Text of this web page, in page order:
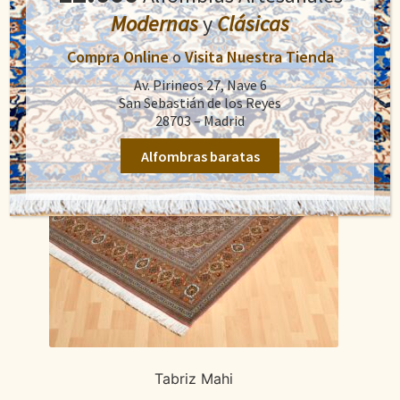
Tabriz Mahi
ModernasyClásicas
Compra OnlineoVisita Nuestra Tienda
Av. Pirineos 27, Nave 6
San Sebastián de los Reyes
28703 – Madrid
Alfombras baratas